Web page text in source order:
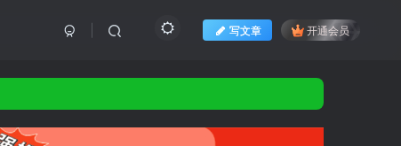
写文章 开通会员